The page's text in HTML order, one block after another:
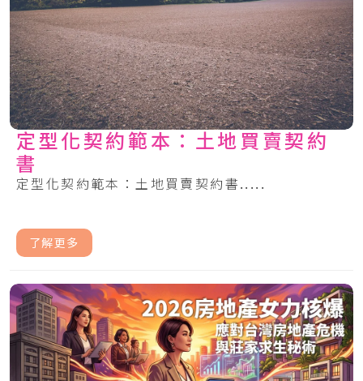
定型化契約範本：土地買賣契約
書
定型化契約範本：土地買賣契約書.....
了解更多